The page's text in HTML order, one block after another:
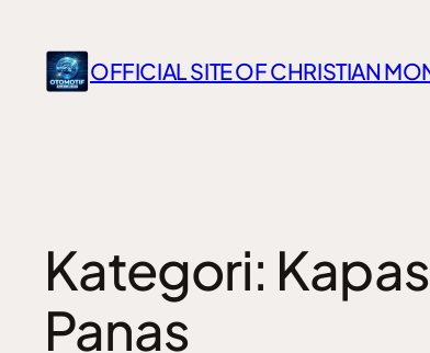
OFFICIAL SITE OF CHRISTIAN
Kategori:
Panas